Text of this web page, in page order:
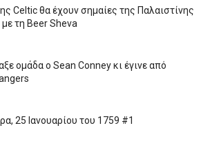
Celtic θα έχουν σημαίες της Παλαιστίνης
τη Beer Sheva
ομάδα ο Sean Conney κι έγινε από
25 Ιανουαρίου του 1759 #1